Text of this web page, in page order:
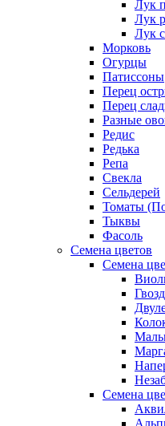
Лук
Лук
Лук
Морковь
Огурцы
Патиссоны
Перец
Перец
Разные
Редис
Редька
Репа
Свекла
Сельдерей
Томаты
Тыквы
Фасоль
Семена цветов
Семена
Семена